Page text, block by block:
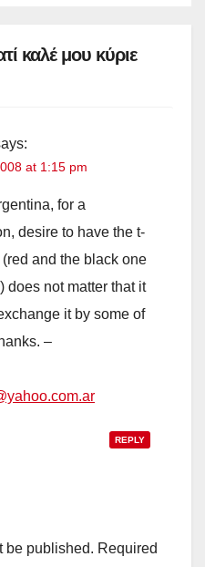
καλέ μου κύριε
at 1:15 pm
for a
desire to have the t-
and the black one
does not matter that it
it by some of
–
REPLY
be published. Required